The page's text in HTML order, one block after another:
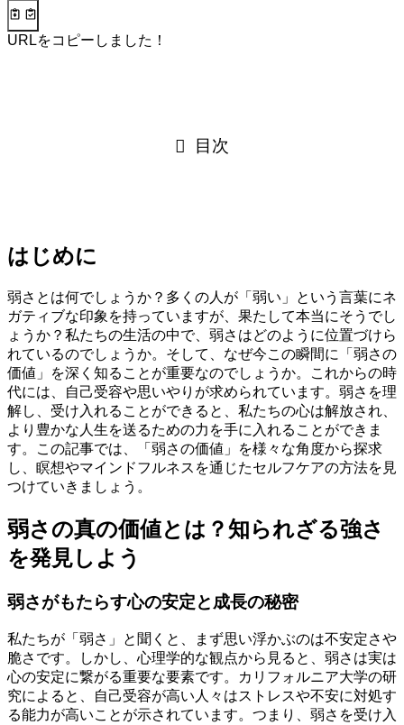
URLをコピーしました！
目次
はじめに
弱さとは何でしょうか？多くの人が「弱い」という言葉にネ
ガティブな印象を持っていますが、果たして本当にそうでし
ょうか？私たちの生活の中で、弱さはどのように位置づけら
れているのでしょうか。そして、なぜ今この瞬間に「弱さの
価値」を深く知ることが重要なのでしょうか。これからの時
代には、自己受容や思いやりが求められています。弱さを理
解し、受け入れることができると、私たちの心は解放され、
より豊かな人生を送るための力を手に入れることができま
す。この記事では、「弱さの価値」を様々な角度から探求
し、瞑想やマインドフルネスを通じたセルフケアの方法を見
つけていきましょう。
弱さの真の価値とは？知られざる強さ
を発見しよう
弱さがもたらす心の安定と成長の秘密
私たちが「弱さ」と聞くと、まず思い浮かぶのは不安定さや
脆さです。しかし、心理学的な観点から見ると、弱さは実は
心の安定に繋がる重要な要素です。カリフォルニア大学の研
究によると、自己受容が高い人々はストレスや不安に対処す
る能力が高いことが示されています。つまり、弱さを受け入